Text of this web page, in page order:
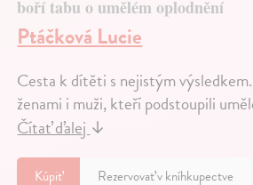
boří tabu o umělém oplodnění
Ptáčková Lucie
Cesta k dítěti s nejistým
ženami i muži, kteří podstoupili
Čítať ďalej↓
Kúpiť Rezervovať v kníhkupectve